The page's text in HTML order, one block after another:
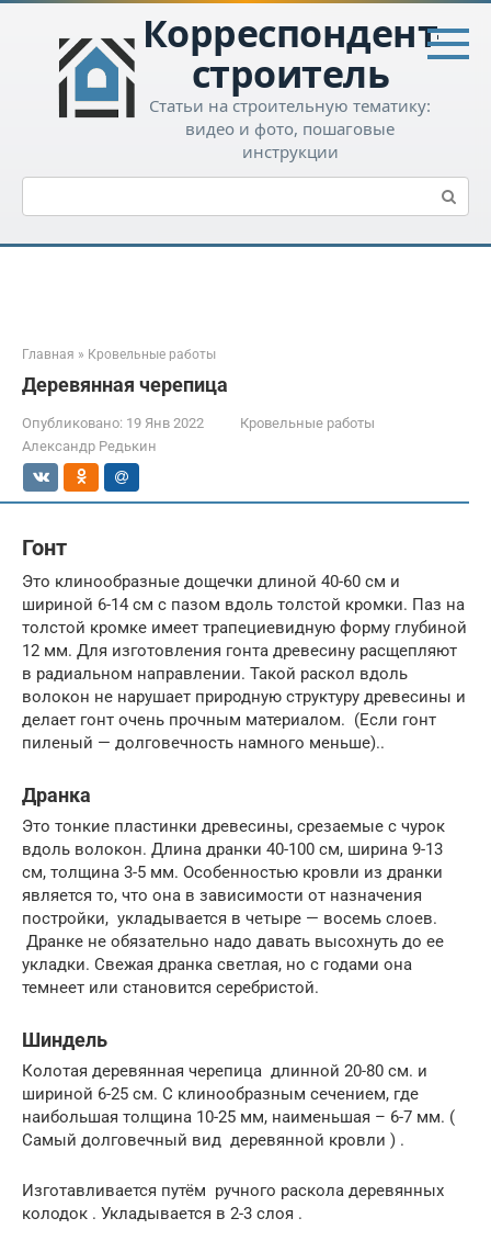
Перейти
контенту
Корреспондент-
строитель
Статьи на строительную тематику:
видео и фото, пошаговые
инструкции
Поиск:
Главная » Кровельные работы
Деревянная черепица
Опубликовано: 19 Янв 2022
Кровельные работы
Александр Редькин
Гонт
Это клинообразные дощечки длиной 40-60 см и
шириной 6-14 см с пазом вдоль толстой кромки. Паз на
толстой кромке имеет трапециевидную форму глубиной
12 мм. Для изготовления гонта древесину расщепляют
в радиальном направлении. Такой раскол вдоль
волокон не нарушает природную структуру древесины и
делает гонт очень прочным материалом. (Если гонт
пиленый — долговечность намного меньше)..
Дранка
Это тонкие пластинки древесины, срезаемые с чурок
вдоль волокон. Длина дранки 40-100 см, ширина 9-13
см, толщина 3-5 мм. Особенностью кровли из дранки
является то, что она в зависимости от назначения
постройки, укладывается в четыре — восемь слоев.
Дранке не обязательно надо давать высохнуть до ее
укладки. Свежая дранка светлая, но с годами она
темнеет или становится серебристой.
Шиндель
Колотая деревянная черепица длинной 20-80 см. и
шириной 6-25 см. С клинообразным сечением, где
наибольшая толщина 10-25 мм, наименьшая – 6-7 мм. (
Самый долговечный вид деревянной кровли ) .
Изготавливается путём ручного раскола деревянных
колодок . Укладывается в 2-3 слоя .